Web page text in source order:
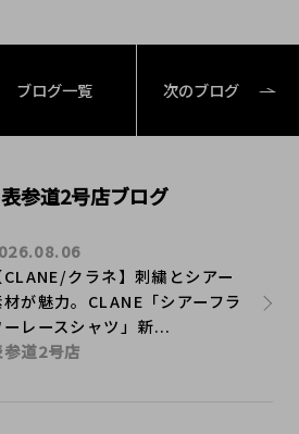
ブログ一覧 次のブログ
参道2号店ブログ
CLANE/クラネ】刺繍とシアー
材が魅力。CLANE「シアーフラ
ーレースシャツ」新...
道2号店